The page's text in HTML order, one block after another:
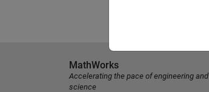
MathWorks
Accelerating the pace of engineering and
science